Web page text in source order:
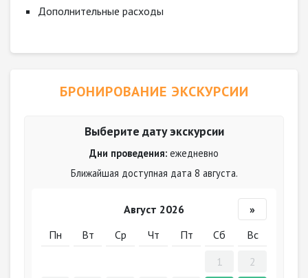
Дополнительные расходы
БРОНИРОВАНИЕ ЭКСКУРСИИ
Выберите дату экскурсии
Дни проведения: ежедневно
Ближайшая доступная дата 8 августа.
Август 2026
»
Пн
Вт Ср Чт Пт Сб
Вс
1
2